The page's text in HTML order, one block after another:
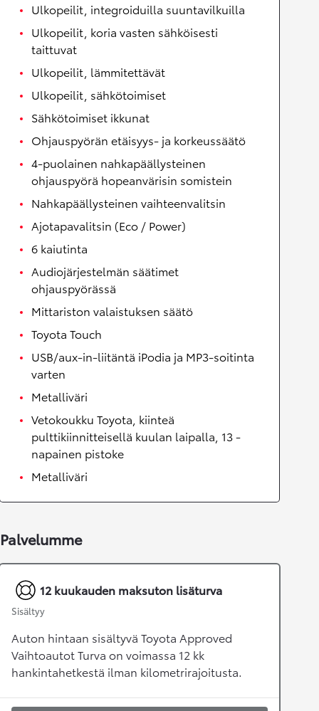
Ulkopeilit, integroiduilla suuntavilkuilla
Ulkopeilit, koria vasten sähköisesti
taittuvat
Ulkopeilit, lämmitettävät
Ulkopeilit, sähkötoimiset
Sähkötoimiset ikkunat
Ohjauspyörän etäisyys- ja korkeussäätö
4-puolainen nahkapäällysteinen
ohjauspyörä hopeanvärisin somistein
Nahkapäällysteinen vaihteenvalitsin
Ajotapavalitsin (Eco / Power)
6 kaiutinta
Audiojärjestelmän säätimet
ohjauspyörässä
Mittariston valaistuksen säätö
Toyota Touch
USB/aux-in-liitäntä iPodia ja MP3-soitinta
varten
Metalliväri
Vetokoukku Toyota, kiinteä
pulttikiinnitteisellä kuulan laipalla, 13 -
napainen pistoke
Metalliväri
Palvelumme
12 kuukauden maksuton lisäturva
Sisältyy
Auton hintaan sisältyvä Toyota Approved
Vaihtoautot Turva on voimassa 12 kk
hankintahetkestä ilman kilometrirajoitusta.